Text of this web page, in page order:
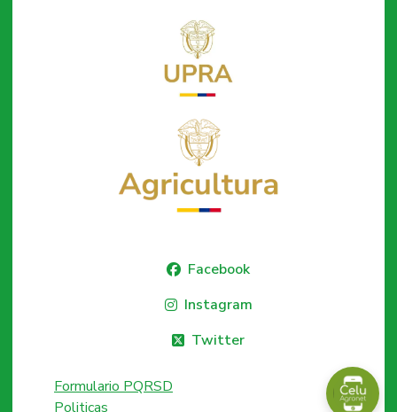
Facebook
Instagram
Twitter
Formulario PQRSD
Politicas